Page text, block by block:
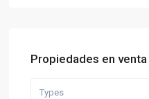
Propiedades en venta
Types